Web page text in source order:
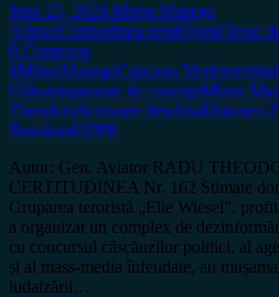
June 25, 2024 Miron Manega
ArhivaCertitudinea printOpiniiTema
0 Comment
#MironManegaCapcana Vexler
Glăvanispravnic de conceptMiron
TheodoruScrisoare deschisăUniunea
RomâniaUZPR
Autor: Gen. Aviator RADU
CERTITUDINEA Nr. 162 Stimate
Gruparea teroristă „Elie Wiesel”,
a organizat un complex de
cu concursul căscăuzilor politici, al
și al mass-media înfeudate, au
iudaizării…